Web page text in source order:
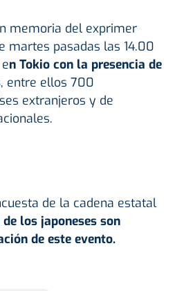
memoria del exprimer
martes pasadas las 14.00
n Tokio con la presencia de
, entre ellos 700
extranjeros y de
de la cadena estatal
los japoneses son
de este evento.